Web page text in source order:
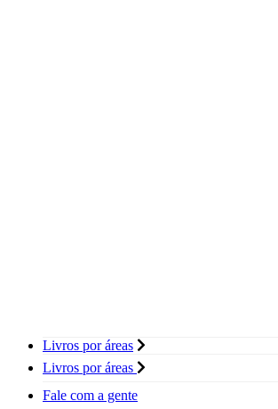
Livros por áreas
Livros por áreas
Fale com a gente